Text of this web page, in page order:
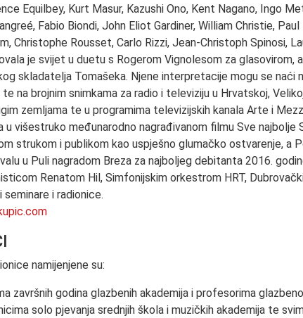
Equilbey, Kurt Masur, Kazushi Ono, Kent Nagano, Ingo
Fabio Biondi, John Eliot Gardiner, William Christie,
Christophe Rousset, Carlo Rizzi, Jean-Christoph Spinosi,
je svijet u duetu s Rogerom Vignolesom za glasovirom,
skladatelja Tomašeka. Njene interpretacije mogu se naći
na brojnim snimkama za radio i televiziju u Hrvatskoj,
zemljama te u programima televizijskih kanala Arte i
u višestruko međunarodno nagrađivanom filmu Sve najbolje
strukom i publikom kao uspješno glumačko ostvarenje, a
u Puli nagradom Breza za najboljeg debitanta 2016.
Renatom Hil, Simfonijskim orkestrom HRT,
i radionice.
namijenjene su:
završnih godina glazbenih akademija i profesorima
solo pjevanja srednjih škola i muzičkih akademija te